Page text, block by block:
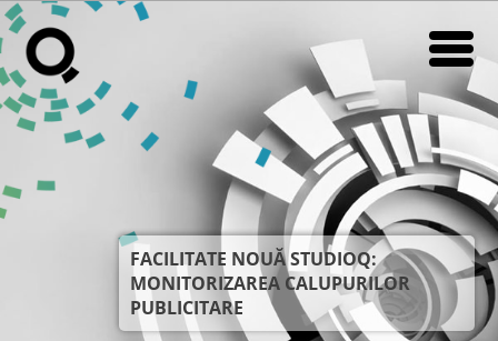
NEWS
RADIO
IN STORE RADIO
VIKI
DESPRE NOI
RADIO
IN STORE RADIO
VIKI
DESPRE NOI
FACILITATE NOUĂ STUDIOQ:
MONITORIZAREA CALUPURILOR
PUBLICITARE